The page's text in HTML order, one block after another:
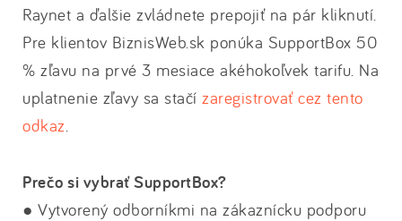
Raynet a ďalšie zvládnete prepojiť na pár kliknutí.
Pre klientov BiznisWeb.sk ponúka SupportBox 50
% zľavu na prvé 3 mesiace akéhokoľvek tarifu. Na
uplatnenie zľavy sa stačí zaregistrovať cez tento
odkaz.
Prečo si vybrať SupportBox?
● Vytvorený odborníkmi na zákaznícku podporu